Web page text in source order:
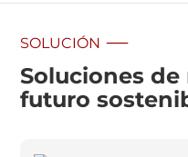
SOLUCIÓN
Soluciones
futuro